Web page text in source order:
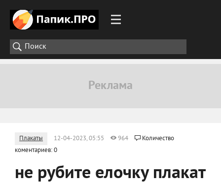
Плакаты 12-04-2023, 05:55 964
Количество
коментариев: 0
не рубите елочку плакат